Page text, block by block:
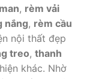
, rèm vải
nắng, rèm cầu
nội thất đẹp
treo, thanh
khác. Nhờ